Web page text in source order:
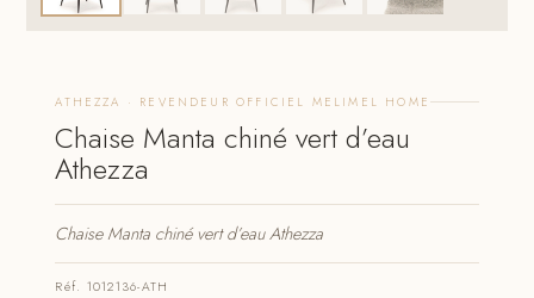
ATHEZZA · REVENDEUR OFFICIEL MELIMEL HOME
Chaise Manta chiné vert d’eau
Athezza
Chaise Manta chiné vert d’eau Athezza
Réf. 1012136-ATH